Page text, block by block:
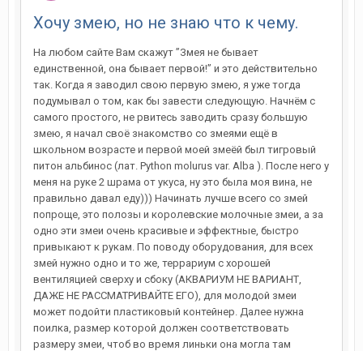
Хочу змею, но не знаю что к чему.
На любом сайте Вам скажут ”Змея не бывает
единственной, она бывает первой!” и это действительно
так. Когда я заводил свою первую змею, я уже тогда
подумывал о том, как бы завести следующую. Начнём с
самого простого, не рвитесь заводить сразу большую
змею, я начал своё знакомство со змеями ещё в
школьном возрасте и первой моей змеёй был тигровый
питон альбинос (лат. Python molurus var. Alba ). После него у
меня на руке 2 шрама от укуса, ну это была моя вина, не
правильно давал еду))) Начинать лучше всего со змей
попроще, это полозы и королевские молочные змеи, а за
одно эти змеи очень красивые и эффектные, быстро
привыкают к рукам. По поводу оборудования, для всех
змей нужно одно и то же, террариум с хорошей
вентиляцией сверху и сбоку (АКВАРИУМ НЕ ВАРИАНТ,
ДАЖЕ НЕ РАССМАТРИВАЙТЕ ЕГО), для молодой змеи
может подойти пластиковый контейнер. Далее нужна
поилка, размер которой должен соответствовать
размеру змеи, чтоб во время линьки она могла там